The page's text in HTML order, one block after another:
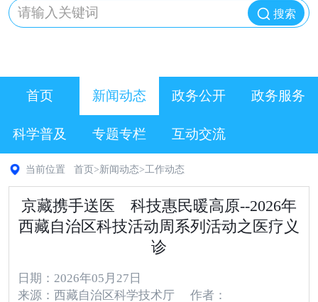
搜索
首页 新闻动态 政务公开 政务服务
科学普及 专题专栏 互动交流
当前位置 首页 >新闻动态> 工作动态
京藏携手送医 科技惠民暖高原--2026年
西藏自治区科技活动周系列活动之医疗义
诊
日期：2026年05月27日
来源：西藏自治区科学技术厅
作者：